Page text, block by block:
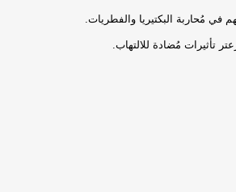
في مُحاربة البكتيريا والفطريات.
تأثيرات مُضادة للالتهاب.